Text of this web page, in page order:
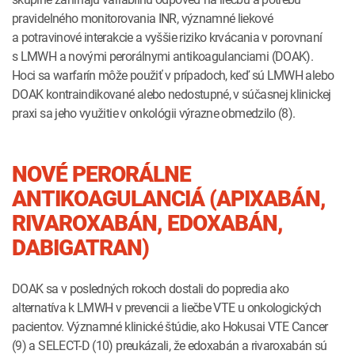
pravidelného monitorovania INR, významné liekové
a potravinové interakcie a vyššie riziko krvácania v porovnaní
s LMWH a novými perorálnymi antikoagulanciami (DOAK).
Hoci sa warfarín môže použiť v prípadoch, keď sú LMWH alebo
DOAK kontraindikované alebo nedostupné, v súčasnej klinickej
praxi sa jeho využitie v onkológii výrazne obmedzilo (8).
NOVÉ PERORÁLNE
ANTIKOAGULANCIÁ (APIXABÁN,
RIVAROXABÁN, EDOXABÁN,
DABIGATRAN)
DOAK sa v posledných rokoch dostali do popredia ako
alternatíva k LMWH v prevencii a liečbe VTE u onkologických
pacientov. Významné klinické štúdie, ako Hokusai VTE Cancer
(9) a SELECT-D (10) preukázali, že edoxabán a rivaroxabán sú